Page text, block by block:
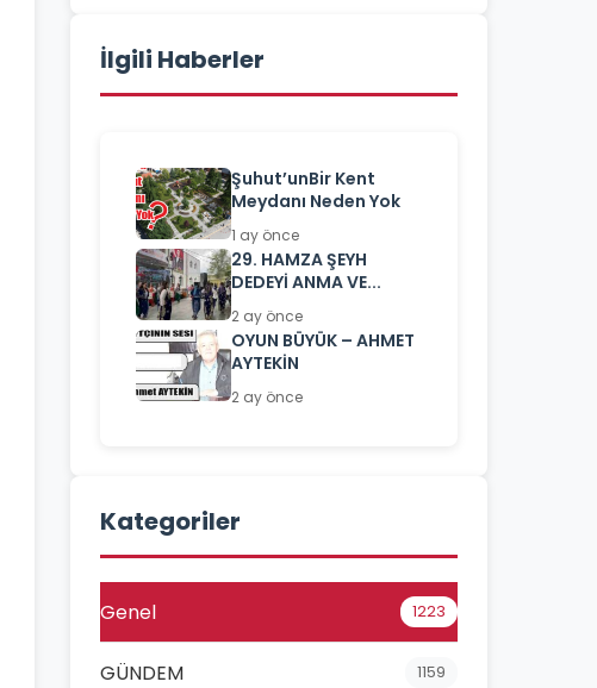
İlgili Haberler
Şuhut’unBir Kent
Meydanı Neden Yok
1 ay önce
29. HAMZA ŞEYH
DEDEYİ ANMA VE...
2 ay önce
OYUN BÜYÜK – AHMET
AYTEKİN
2 ay önce
Kategoriler
Genel 1223
GÜNDEM 1159